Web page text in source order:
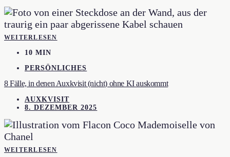
WEITERLESEN
10 MIN
PERSÖNLICHES
8 Fälle, in denen Auxkvisit (nicht) ohne KI auskommt
AUXKVISIT
8. DEZEMBER 2025
WEITERLESEN